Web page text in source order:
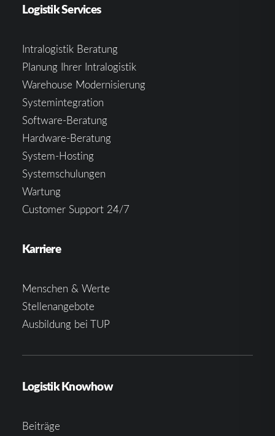
Logistik Services
Intralogistik Beratung
Planung Ihrer Intralogistik
Warehouse Modernisierung
Systemintegration
Software-Beratung
Hardware-Beratung
System-Hosting
Systemschulungen
Wartung
Customer Support 24/7
Karriere
Menschen & Werte
Stellenangebote
Ausbildung bei TUP
Logistik Knowhow
Beiträge